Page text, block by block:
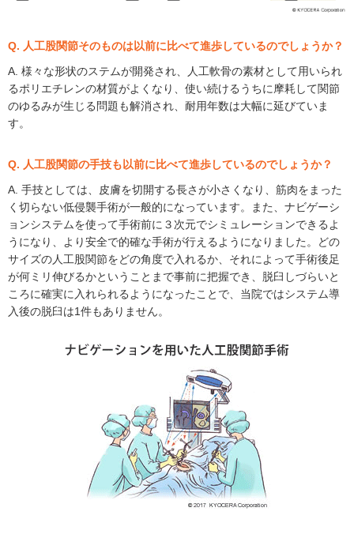
Q. 人工股関節そのものは以前に比べて進歩しているのでしょうか？
A. 様々な形状のステムが開発され、人工軟骨の素材として用いられ
るポリエチレンの材質がよくなり、使い続けるうちに摩耗して関節
のゆるみが生じる問題も解消され、耐用年数は大幅に延びていま
す。
Q. 人工股関節の手技も以前に比べて進歩しているのでしょうか？
A. 手技としては、皮膚を切開する長さが小さくなり、筋肉をまった
く切らない低侵襲手術が一般的になっています。また、ナビゲーシ
ョンシステムを使って手術前に３次元でシミュレーションできるよ
うになり、より安全で的確な手術が行えるようになりました。どの
サイズの人工股関節をどの角度で入れるか、それによって手術後足
が何ミリ伸びるかということまで事前に把握でき、脱臼しづらいと
ころに確実に入れられるようになったことで、当院ではシステム導
入後の脱臼は1件もありません。